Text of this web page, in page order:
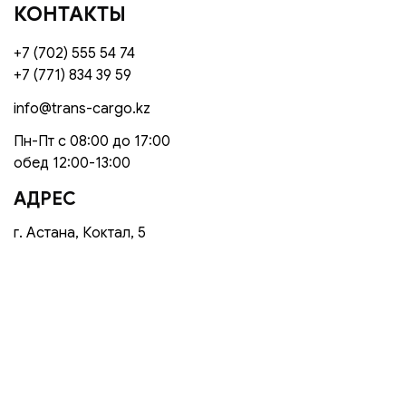
КОНТАКТЫ
+7 (702) 555 54 74
+7 (771) 834 39 59
info@trans-cargo.kz
Пн-Пт с 08:00 до 17:00
обед 12:00-13:00
АДРЕС
г. Астана, Коктал, 5